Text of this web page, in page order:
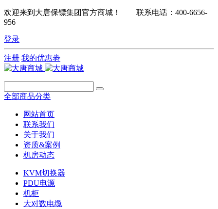
欢迎来到大唐保镖集团官方商城！ 联系电话：400-6656-
956
登录
注册 我的优惠劵
全部商品分类
网站首页
联系我们
关于我们
资质&案例
机房动态
KVM切换器
PDU电源
机柜
大对数电缆